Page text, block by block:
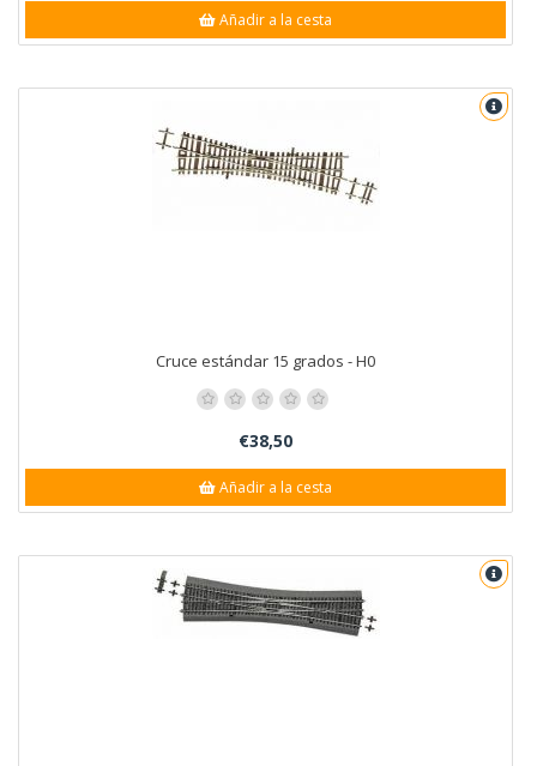
Añadir a la cesta
Cruce estándar 15 grados - H0
€38,50
Añadir a la cesta